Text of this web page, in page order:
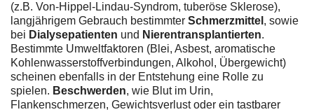
(z.B. Von-Hippel-Lindau-Syndrom, tuberöse Sklerose),
langjährigem Gebrauch bestimmter Schmerzmittel , sowie
bei Dialysepatienten und Nierentransplantierten.
Bestimmte Umweltfaktoren (Blei, Asbest, aromatische
Kohlenwasserstoffverbindungen, Alkohol, Übergewicht)
scheinen ebenfalls in der Entstehung eine Rolle zu
spielen. Beschwerden, wie Blut im Urin,
Flankenschmerzen, Gewichtsverlust oder ein tastbarer